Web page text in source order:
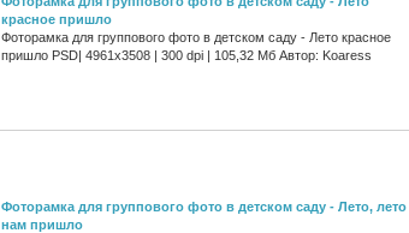
красное пришло
Фоторамка для группового фото в детском саду - Лето красное
пришло PSD| 4961x3508 | 300 dpi | 105,32 Мб Автор: Koaress
Фоторамка для группового фото в детском саду - Лето, лето
нам пришло